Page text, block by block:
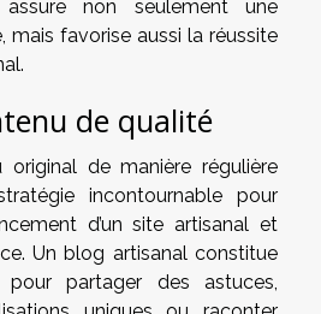
non seulement une
mais favorise aussi la réussite
de qualité
original de manière régulière
incontournable pour
d’un site artisanal et
Un blog artisanal constitue
partager des astuces,